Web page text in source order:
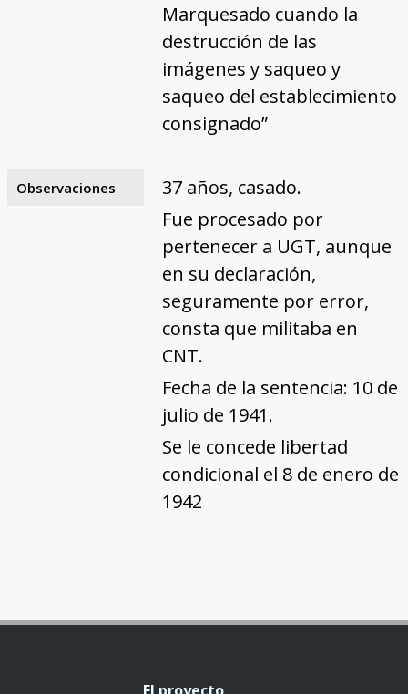
Marquesado cuando la
destrucción de las
imágenes y saqueo y
saqueo del establecimiento
consignado”
Observaciones
37 años, casado.
Fue procesado por
pertenecer a UGT, aunque
en su declaración,
seguramente por error,
consta que militaba en
CNT.
Fecha de la sentencia: 10 de
julio de 1941.
Se le concede libertad
condicional el 8 de enero de
1942